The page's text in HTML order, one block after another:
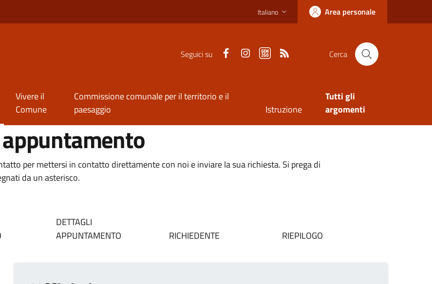
Italiano Area personale
Seguici su FacebookInstagram
Gem2Go App Cerca
Vivere il
Comune
Commissione comunale per il territorio e il
paesaggio
Istruzione
Tutti gli
argomenti
per mettersi in contatto direttamente con noi e inviare la sua richiesta. Si prega di
da un asterisco.
DETTAGLI
APPUNTAMENTO
RICHIEDENTE RIEPILOGO